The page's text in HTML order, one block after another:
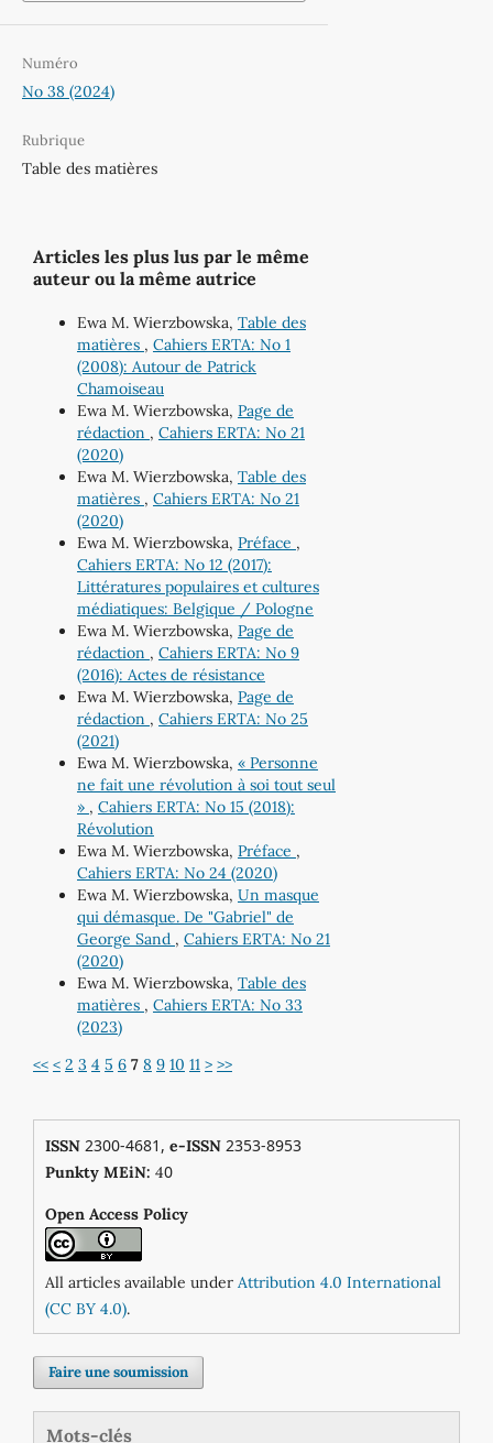
Numéro
No 38 (2024)
Rubrique
Table des matières
Articles les plus lus par le même
auteur ou la même autrice
Ewa M. Wierzbowska, Table des
matières , Cahiers ERTA: No 1
(2008): Autour de Patrick
Chamoiseau
Ewa M. Wierzbowska, Page de
rédaction , Cahiers ERTA: No 21
(2020)
Ewa M. Wierzbowska, Table des
matières , Cahiers ERTA: No 21
(2020)
Ewa M. Wierzbowska, Préface ,
Cahiers ERTA: No 12 (2017):
Littératures populaires et cultures
médiatiques: Belgique / Pologne
Ewa M. Wierzbowska, Page de
rédaction , Cahiers ERTA: No 9
(2016): Actes de résistance
Ewa M. Wierzbowska, Page de
rédaction , Cahiers ERTA: No 25
(2021)
Ewa M. Wierzbowska, « Personne
ne fait une révolution à soi tout seul
» , Cahiers ERTA: No 15 (2018):
Révolution
Ewa M. Wierzbowska, Préface ,
Cahiers ERTA: No 24 (2020)
Ewa M. Wierzbowska, Un masque
qui démasque. De "Gabriel" de
George Sand , Cahiers ERTA: No 21
(2020)
Ewa M. Wierzbowska, Table des
matières , Cahiers ERTA: No 33
(2023)
<< < 2 3 4 5 6 7 8 9 10 11 > >>
ISSN2300-4681, e-ISSN2353-8953
Punkty MEiN: 40
Open Access Policy
All articles available under Attribution 4.0 International
(CC BY 4.0).
Faire une soumission
Mots-clés